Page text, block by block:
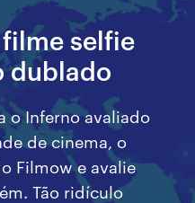
selfie
dublado
o Inferno avaliado
de cinema, o
Filmow e avalie
Tão ridículo